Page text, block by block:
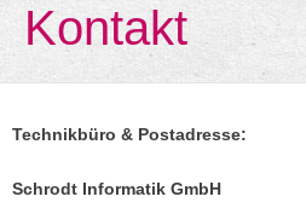
Kontakt
Technikbüro & Postadresse:
Schrodt Informatik GmbH